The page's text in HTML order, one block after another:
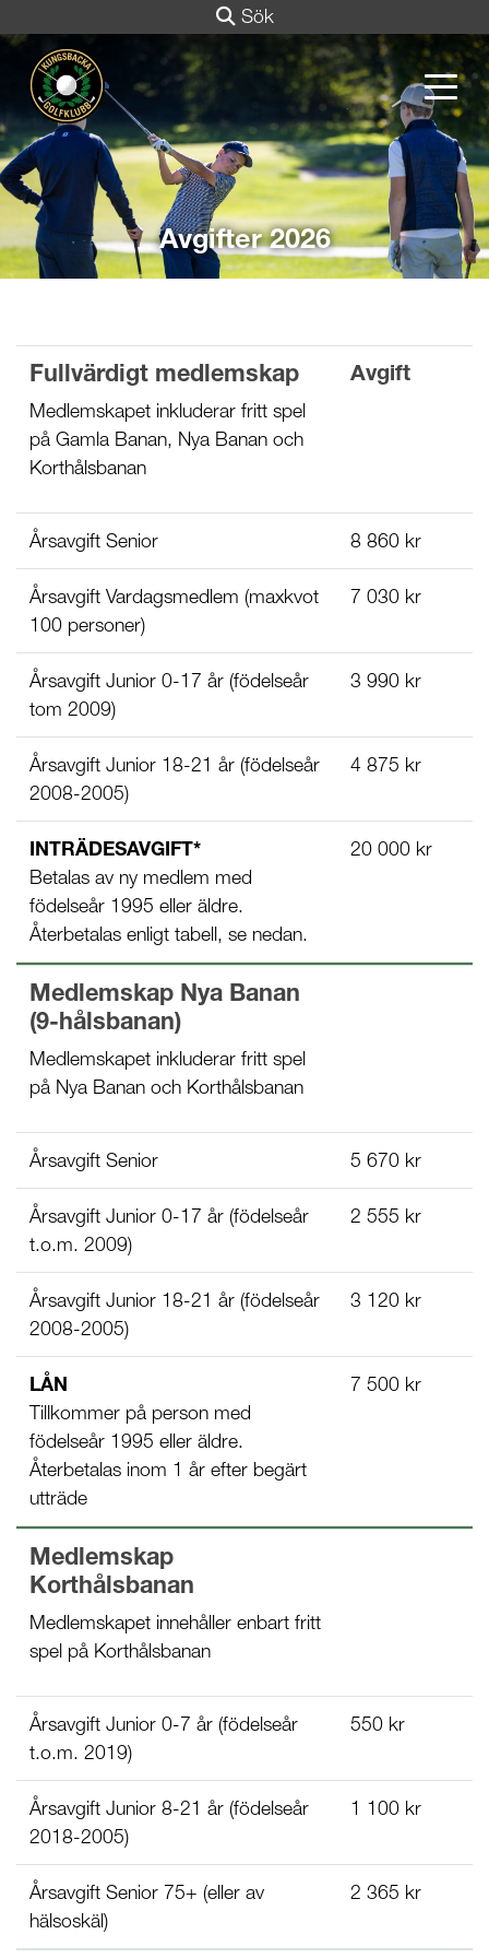
Sök
Avgifter 2026
Fullvärdigt medlemskap
Medlemskapet inkluderar fritt spel
på Gamla Banan, Nya Banan och
Korthålsbanan
Avgift
Årsavgift Senior 8 860 kr
Årsavgift Vardagsmedlem (maxkvot
100 personer)
7 030 kr
Årsavgift Junior 0-17 år (födelseår
tom 2009)
3 990 kr
Årsavgift Junior 18-21 år (födelseår
2008-2005)
4 875 kr
INTRÄDESAVGIFT*
Betalas av ny medlem med
födelseår 1995 eller äldre.
Återbetalas enligt tabell, se nedan.
20 000 kr
Medlemskap Nya Banan
(9-hålsbanan)
Medlemskapet inkluderar fritt spel
på Nya Banan och Korthålsbanan
Årsavgift Senior 5 670 kr
Årsavgift Junior 0-17 år (födelseår
t.o.m. 2009)
2 555 kr
Årsavgift Junior 18-21 år (födelseår
2008-2005)
3 120 kr
LÅN
Tillkommer på person med
födelseår 1995 eller äldre.
Återbetalas inom 1 år efter begärt
utträde
7 500 kr
Medlemskap
Korthålsbanan
Medlemskapet innehåller enbart fritt
spel på Korthålsbanan
Årsavgift Junior 0-7 år (födelseår
t.o.m. 2019)
550 kr
Årsavgift Junior 8-21 år (födelseår
2018-2005)
1 100 kr
Årsavgift Senior 75+ (eller av
hälsoskäl)
2 365 kr